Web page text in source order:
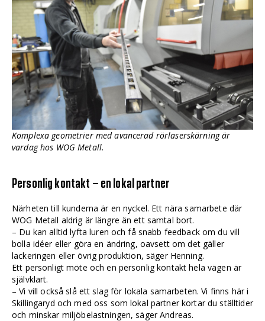
Komplexa geometrier med avancerad rörlaserskärning är
vardag hos WOG Metall.
Personlig kontakt – en lokal partner
Närheten till kunderna är en nyckel. Ett nära samarbete där
WOG Metall aldrig är längre än ett samtal bort.
– Du kan alltid lyfta luren och få snabb feedback om du vill
bolla idéer eller göra en ändring, oavsett om det gäller
lackeringen eller övrig produktion, säger Henning.
Ett personligt möte och en personlig kontakt hela vägen är
självklart.
– Vi vill också slå ett slag för lokala samarbeten. Vi finns här i
Skillingaryd och med oss som lokal partner kortar du ställtider
och minskar miljöbelastningen, säger Andreas.